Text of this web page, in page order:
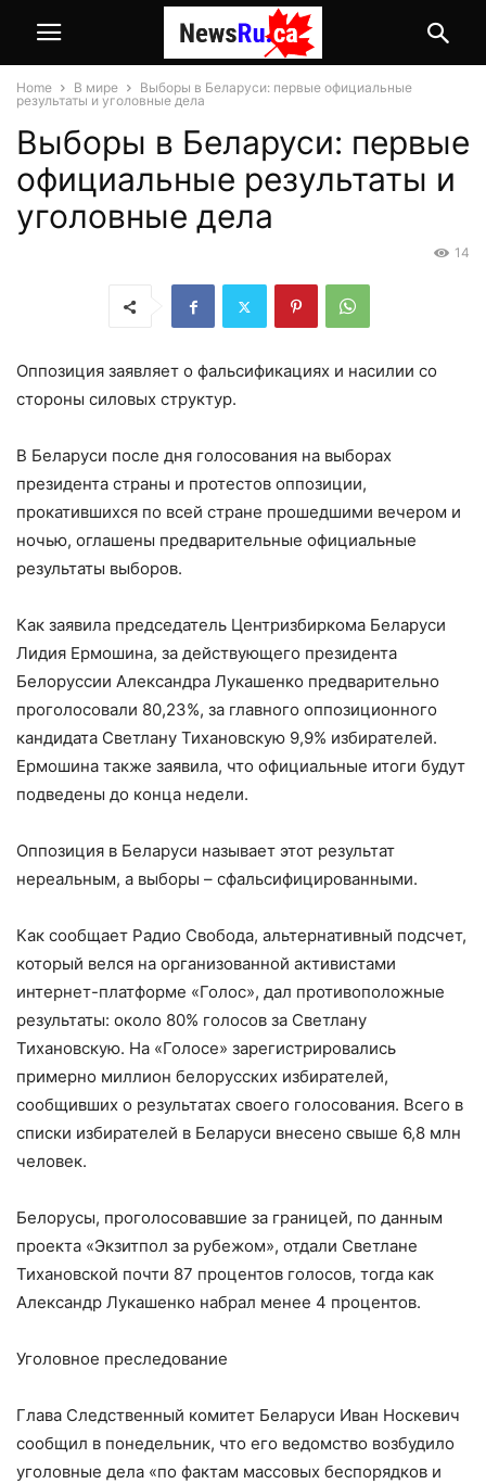
Home В мире
Выборы в Беларуси: первые официальные
результаты и уголовные дела
Выборы в Беларуси: первые
официальные результаты и
уголовные дела
14
Оппозиция заявляет о фальсификациях и насилии со
стороны силовых структур.
В Беларуси после дня голосования на выборах
президента страны и протестов оппозиции,
прокатившихся по всей стране прошедшими вечером и
ночью, оглашены предварительные официальные
результаты выборов.
Как заявила председатель Центризбиркома Беларуси
Лидия Ермошина, за действующего президента
Белоруссии Александра Лукашенко предварительно
проголосовали 80,23%, за главного оппозиционного
кандидата Светлану Тихановскую 9,9% избирателей.
Ермошина также заявила, что официальные итоги будут
подведены до конца недели.
Оппозиция в Беларуси называет этот результат
нереальным, а выборы – сфальсифицированными.
Как сообщает Радио Свобода, альтернативный подсчет,
который велся на организованной активистами
интернет-платформе «Голос», дал противоположные
результаты: около 80% голосов за Светлану
Тихановскую. На «Голосе» зарегистрировались
примерно миллион белорусских избирателей,
сообщивших о результатах своего голосования. Всего в
списки избирателей в Беларуси внесено свыше 6,8 млн
человек.
Белорусы, проголосовавшие за границей, по данным
проекта «Экзитпол за рубежом», отдали Светлане
Тихановской почти 87 процентов голосов, тогда как
Александр Лукашенко набрал менее 4 процентов.
Уголовное преследование
Глава Следственный комитет Беларуси Иван Носкевич
сообщил в понедельник, что его ведомство возбудило
уголовные дела «по фактам массовых беспорядков и